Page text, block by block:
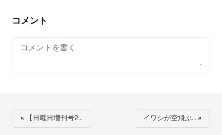
コメント
Your comment
« 【日曜日増刊号2… イワシが空飛ぶ… »